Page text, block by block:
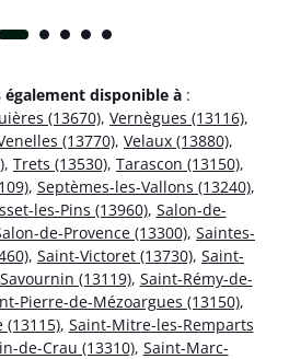
également disponible à :
(13670), Vernègues (13116),
(13770), Velaux (13880),
, Trets (13530), Tarascon (13150),
, Septèmes-les-Vallons (13240),
les-Pins (13960), Salon-de-
de-Provence (13300), Saintes-
, Saint-Victoret (13730), Saint-
(13119), Saint-Rémy-de-
Pierre-de-Mézoargues (13150),
(13115), Saint-Mitre-les-Remparts
de-Crau (13310), Saint-Marc-